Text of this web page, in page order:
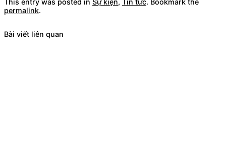
This entry was posted in Sự kiện, Tin tức. Bookmark the
permalink.
Bài viết liên quan